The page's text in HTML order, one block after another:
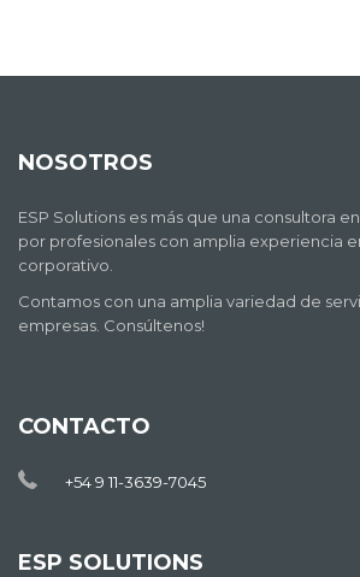
NOSOTROS
ESP Solutions es más que una consultora
por profesionales con amplia experiencia
corporativo.
Contamos con una amplia variedad de
empresas. Consúltenos!
CONTACTO
+54 9 11-3639-7045
ESP SOLUTIONS